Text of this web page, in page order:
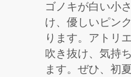
ゴノキが白い小
け、優しいピン
ります。アトリ
吹き抜け、気持
ます。ぜひ、初